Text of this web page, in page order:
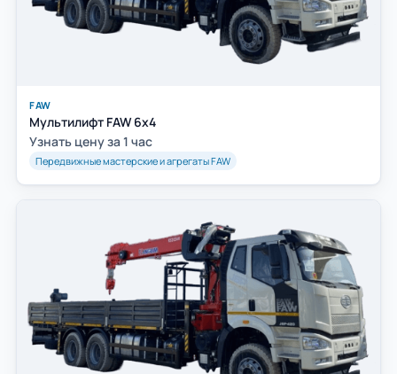
FAW
Мультилифт FAW 6x4
Узнать цену за 1 час
Передвижные мастерские и агрегаты FAW